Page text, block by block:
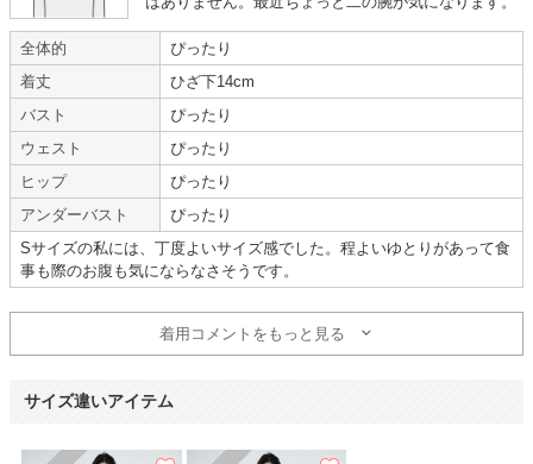
【一緒に注文した商品】
Sweet As
レース素材が上品
使用シーン :
肩幅、身幅がちょうど良く、レース素材も上品でとても気に入りました。
全体的
ぴったり
着丈
ひざ下14cm
バスト
ぴったり
ウェスト
ぴったり
ヒップ
ぴったり
アンダーバスト
ぴったり
Sサイズの私には、丁度よいサイズ感でした。程よいゆとりがあって食
事も際のお腹も気にならなさそうです。
着用コメントをもっと見る
サイズ違いアイテム